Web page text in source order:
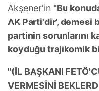
Akşener'in "Bu
AK Parti'dir', demesi
partinin sorunlarını
koyduğu trajikomik
"(İL BAŞKANI
VERMESİNİ